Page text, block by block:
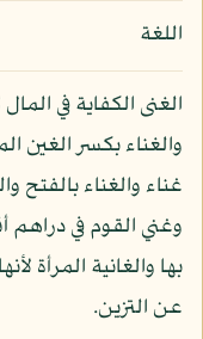
اللغة
الغنى الكفاية في
والغناء بكسر الغين
غناء والغناء بالفتح
وغني القوم في دراهم
بها والغانية المرأة
عن التزين.